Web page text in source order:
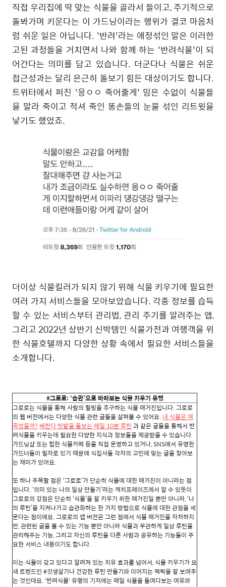
직접 우리집에 딱 맞는 식물을 골라서 들이고, 주기적으로
돌봐가며 키운다는 이 가드닝이라는 행위가 결코 마음처
럼 쉬운 일은 아닙니다. '반려'라는 애정섞인 말은 이러한
고된 과정들을 거치면서 나와 함께 하는 '반려식물'이 되
어간다는 의미를 담고 있습니다. 더군다나 식물은 쉬운
접근성과는 달리 은근히 돌보기 힘든 대상이기도 합니다.
트위터에서 퍼진 '응ㅇㅇ 죽어줄게' 밈은 수없이 식물들
을 말라 죽이고 적셔 죽인 똥손들의 눈물 섞인 리트윗을
낳기도 했었죠.
더이상 식물킬러가 되지 않기 위해 식물 키우기에 필요한
여러 가지 서비스들을 모아보았습니다. 각종 정보를 습득
할 수 있는 서비스부터 관리법, 관리 주기를 알려주는 앱,
그리고 2022년 상반기 신박템인 식물가전과 여행객을 위
한 식물호텔까지 다양한 상황 속에서 필요한 서비스들을
소개합니다.
#그로로: ‘습관’으로 바라보는 식물 키우기 유행
그로로는 식물을 통해 사람의 힐링을 추구하는 식물 매거진입니다. 그로로
의 웹 버전에서는 다양한 식물 관련 글들을 살펴볼 수 있어요. 내 식물은 왜
죽었을까? 베란다 텃밭을 돌보는 매일 10분 루틴 과 같은 글들을 통해서 반
려식물을 키우는데 필요한 다양한 지식과 정보들을 제공받을 수 있습니다.
가드닝샵 또는 힙한 식물카페 등을 직접 운영하고 있거나, SNS에서 유명한
가드너들이 필자로 있기 때문에 식집사들 각자의 고민에 맞는 글을 찾아보
는 재미가 있어요.
또 하나 주목할 점은 ‘그로로’가 단순히 식물에 대한 매거진이 아니라는 점
입니다. ‘의미 있는 나의 일상 만들기’라는 캐치프레이즈에서 알 수 있듯이
그로로의 강점은 단순히 ‘식물’을 잘 키우기 위한 매거진일 뿐만 아니라, ‘나
의 루틴’을 지켜나가고 습관화하는 한 가지 방법으로 식물에 대한 관점을 세
운다는 점이에요. 그로로의 앱 버전은 그런 점에서 식물 매거진을 자처하지
만, 관련된 글을 볼 수 있는 기능 뿐만 아니라 식물과 무관하게 일상 루틴을
관리해주는 기능, 그리고 자신의 루틴을 다른 사람과 공유하는 기능들이 주
요한 서비스 내용이기도 합니다.
이는 식물이 갖고 있다고 알려져 있는 치유 효과를 넘어서, 식물 키우기가 요
새 트렌드인 #갓생살기나 건강한 루틴 만들기와 이어지는 맥락을 잘 보여주
는 것인데요. '반려식물' 유행의 기저에는 매일 식물을 들여다보는 여유와